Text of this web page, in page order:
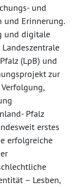
und
und Erinnerung.
und digitale
Landeszentrale
(LpB) und
zur
Pfalz
erstes
erfolgreiche
– Lesben,